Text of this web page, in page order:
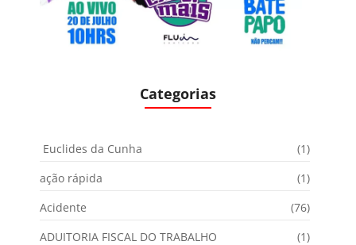
Categorias
Euclides da Cunha
(1)
ação rápida
(1)
Acidente
(76)
ADUITORIA FISCAL DO TRABALHO
(1)